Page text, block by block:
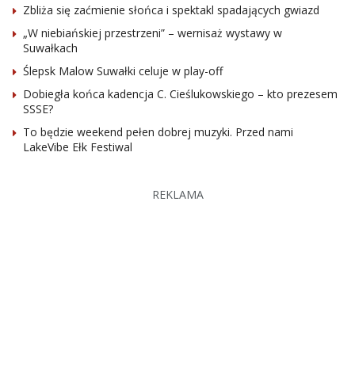
Zbliża się zaćmienie słońca i spektakl spadających gwiazd
„W niebiańskiej przestrzeni” – wernisaż wystawy w
Suwałkach
Ślepsk Malow Suwałki celuje w play-off
Dobiegła końca kadencja C. Cieślukowskiego – kto prezesem
SSSE?
To będzie weekend pełen dobrej muzyki. Przed nami
LakeVibe Ełk Festiwal
REKLAMA